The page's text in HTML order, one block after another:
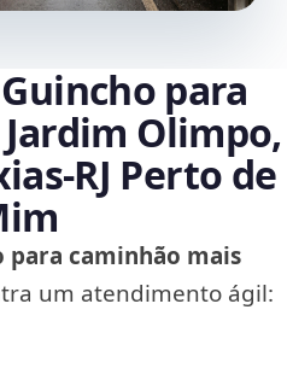
para
Olimpo,
Perto de
para caminhão mais
um atendimento ágil: